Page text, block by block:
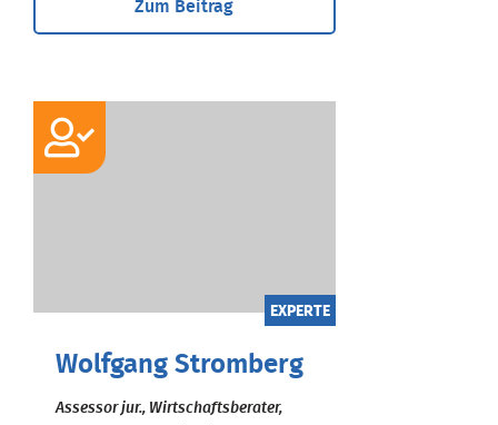
Zum Beitrag
EXPERTE
Wolfgang Stromberg
Assessor jur., Wirtschaftsberater,